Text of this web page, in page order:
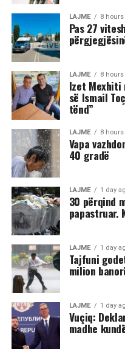
Sot ndahemi prej tij me
për jetën që jetoi. Jetën e
Ngushëllimet më të
bashkëluftëtarëve, miqve
dhe e deshën.
Lamtumirë Ismail. Liria
shkruar Mexhiti.
LAJME 8 hours
Pas 27
LAJME 8 hours
Izet Mexhiti
së Ismail
tënd”
LAJME 8 hours
Vapa
40 gradë
LAJME 1 day
30 përqind
papastruar.
LAJME 1 day
Tajfuni
milion
LAJME 1 day
Vuçiq:
madhe